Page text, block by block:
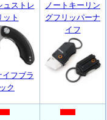
ュストレ
ット
イフブラ
ック
ノートキーリン
グフリッパーナ
イフ